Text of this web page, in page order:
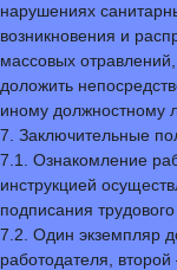
нарушениях
возникновения и
массовых
доложить
иному должностному
7. Заключительные
7.1. Ознакомление
инструкцией
подписания трудового
7.2. Один экземпляр
работодателя, второй